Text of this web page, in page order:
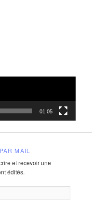
01:05
MAIL
et recevoir une
édités.